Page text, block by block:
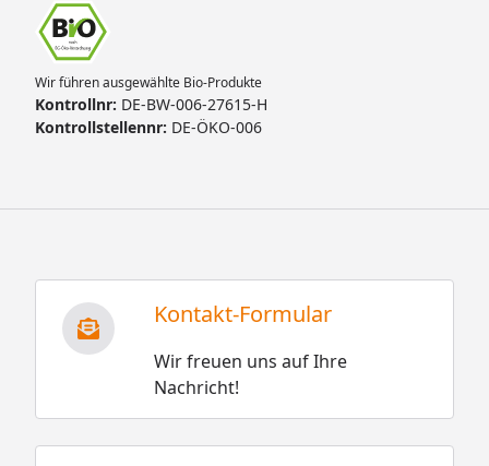
Wir führen ausgewählte Bio-Produkte
Kontrollnr: DE-BW-006-27615-H
Kontrollstellennr: DE-ÖKO-006
Kontakt-Formular
Wir freuen uns auf Ihre
Nachricht!